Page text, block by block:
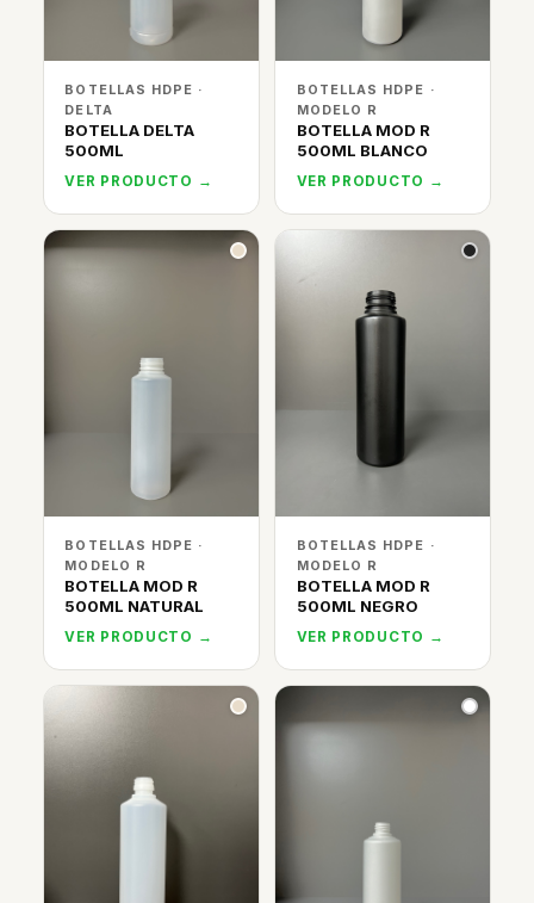
BOTELLAS HDPE ·
DELTA
BOTELLA DELTA
500ML
VER PRODUCTO →
BOTELLAS HDPE ·
MODELO R
BOTELLA MOD R
500ML BLANCO
VER PRODUCTO →
BOTELLAS HDPE ·
MODELO R
BOTELLA MOD R
500ML NATURAL
VER PRODUCTO →
BOTELLAS HDPE ·
MODELO R
BOTELLA MOD R
500ML NEGRO
VER PRODUCTO →